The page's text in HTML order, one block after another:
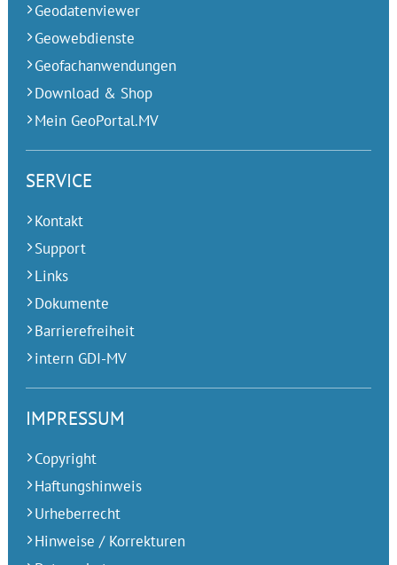
Geodatenviewer
Geowebdienste
Geofachanwendungen
Download & Shop
Mein GeoPortal.MV
SERVICE
Kontakt
Support
Links
Dokumente
Barrierefreiheit
intern GDI-MV
IMPRESSUM
Copyright
Haftungshinweis
Urheberrecht
Hinweise / Korrekturen